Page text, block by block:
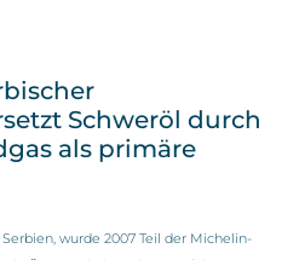
Schweröl durch
als primäre
wurde 2007 Teil der Michelin-